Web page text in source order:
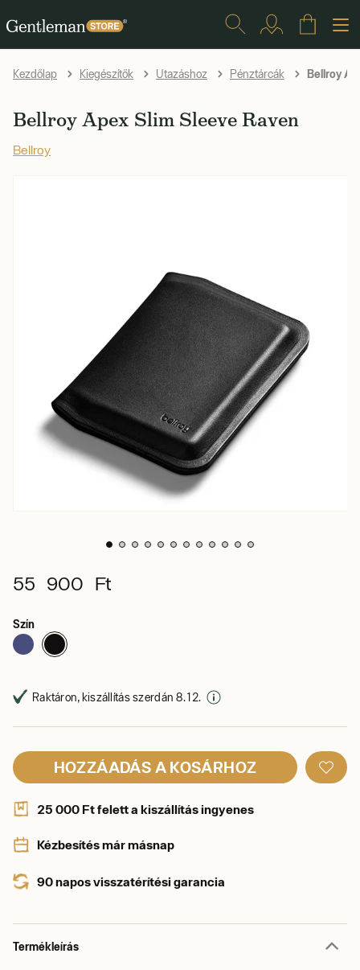
Kezdőlap Kiegészítők Utazáshoz Pénztárcák Bellroy
Bellroy Apex Slim Sleeve Raven
Bellroy
55 900 Ft
Szín
Raktáron, kiszállítás szerdán 8. 12.
HOZZÁADÁS A KOSÁRHOZ
25 000 Ft felett a kiszállítás ingyenes
Kézbesítés már másnap
90 napos visszatérítési garancia
Termékleírás